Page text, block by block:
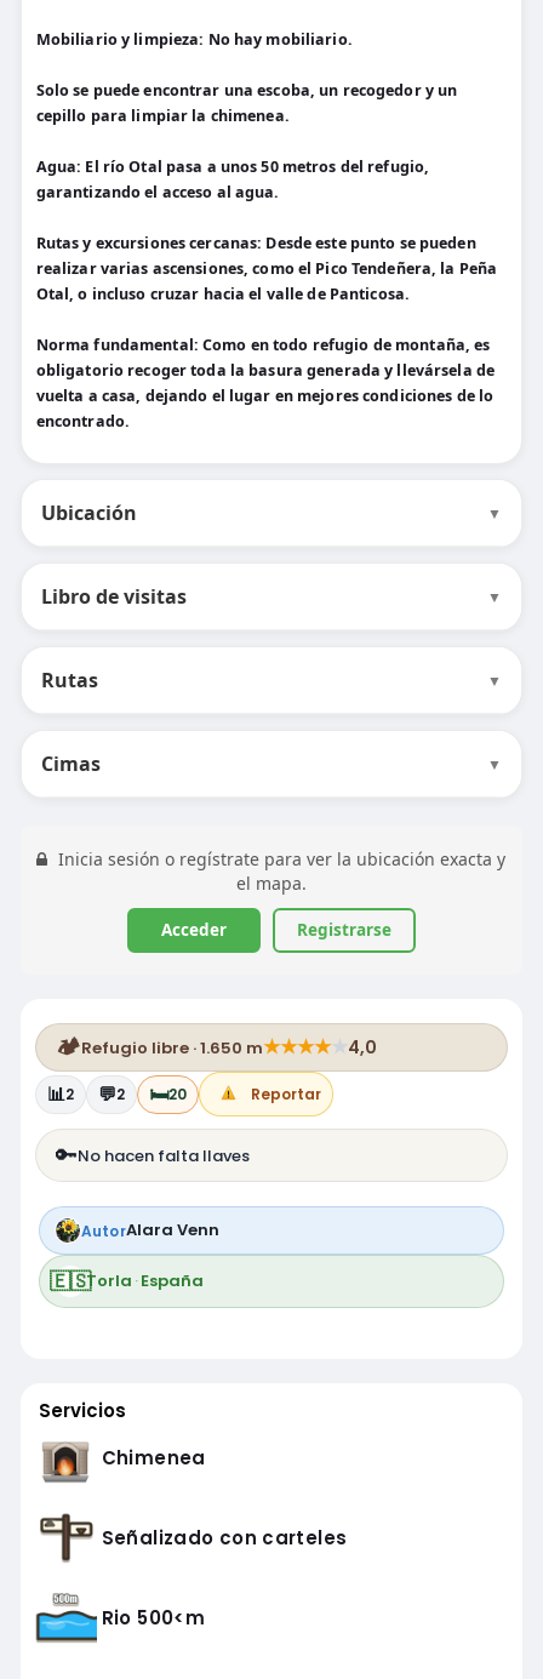
Mobiliario y limpieza: No hay mobiliario.
Solo se puede encontrar una escoba, un recogedor y un
cepillo para limpiar la chimenea.
Agua: El río Otal pasa a unos 50 metros del refugio,
garantizando el acceso al agua.
Rutas y excursiones cercanas: Desde este punto se pueden
realizar varias ascensiones, como el Pico Tendeñera, la Peña
Otal, o incluso cruzar hacia el valle de Panticosa.
Norma fundamental: Como en todo refugio de montaña, es
obligatorio recoger toda la basura generada y llevársela de
vuelta a casa, dejando el lugar en mejores condiciones de lo
encontrado.
Ubicación ▼
Libro de visitas ▼
Rutas ▼
Cimas ▼
Inicia sesión o regístrate para ver la ubicación exacta y
el mapa.
Acceder Registrarse
🏕️Refugio libre · 1.650 m★★★★★4,0
📊2 💬2 🛏️20 Reportar
🔑No hacen falta llaves
AutorAlara Venn
🇪🇸Torla ·España
Servicios
Chimenea
Señalizado con carteles
Rio 500<m